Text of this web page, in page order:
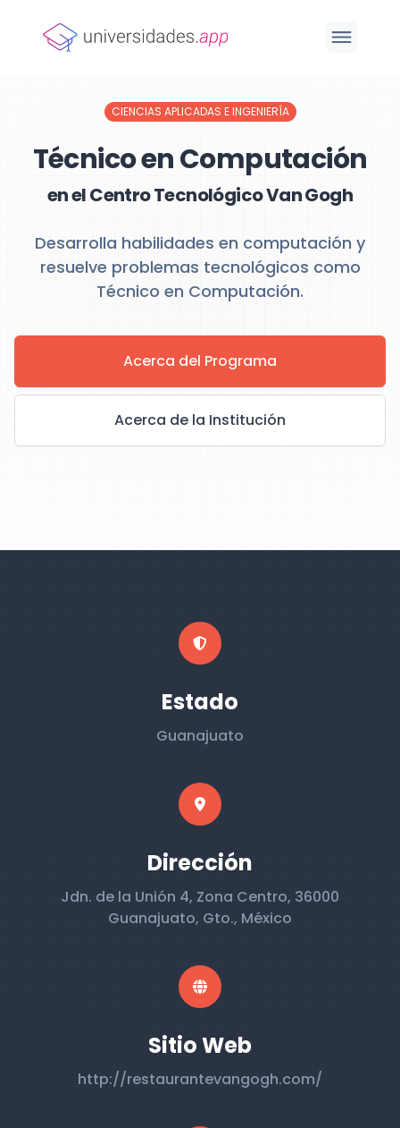
CIENCIAS APLICADAS E INGENIERÍA
Técnico en Computación
en el Centro Tecnológico Van Gogh
Desarrolla habilidades en computación y
resuelve problemas tecnológicos como
Técnico en Computación.
Acerca del Programa
Acerca de la Institución
Estado
Guanajuato
Dirección
Jdn. de la Unión 4, Zona Centro, 36000
Guanajuato, Gto., México
Sitio Web
http://restaurantevangogh.com/